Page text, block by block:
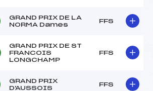
GRAND PRIX DE LA
NORMA Dames
FFS
GRAND PRIX DE ST
FRANCOIS
LONGCHAMP
FFS
GRAND PRIX
D'AUSSOIS
FFS